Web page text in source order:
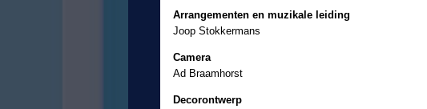
Arrangementen en muzikale leiding
Joop Stokkermans
Camera
Ad Braamhorst
Decorontwerp